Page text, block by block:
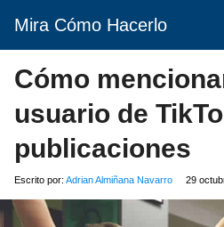
Mira Cómo Hacerlo
Cómo
usuario de
publicaciones
Escrito por: Adrian Almiñana Navarro 29